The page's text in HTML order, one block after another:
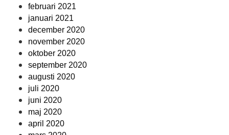
februari 2021
januari 2021
december 2020
november 2020
oktober 2020
september 2020
augusti 2020
juli 2020
juni 2020
maj 2020
april 2020